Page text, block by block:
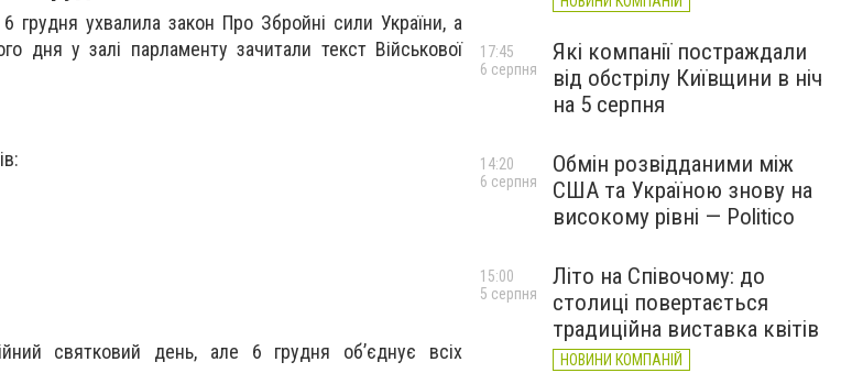
грудня ухвалила закон Про Збройні сили України, а
дня у залі парламенту зачитали текст Військової
святковий день, але 6 грудня об’єднує всіх
Які компанії постраждали
від обстрілу Київщини в ніч
на 5 серпня
17:45
6 серпня
Обмін розвідданими між
США та Україною знову на
високому рівні — Politico
14:20
6 серпня
Літо на Співочому: до
столиці повертається
традиційна виставка квітів
НОВИНИ КОМПАНІЙ
15:00
5 серпня